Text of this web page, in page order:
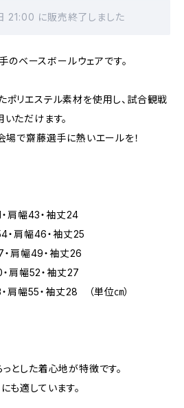
21:00 に販売終了しました
ベースボールウェアです。
ポリエステル素材を使用し、試合観戦
ただけます。
場で齋藤選手に熱いエールを！
肩幅43・袖丈24
肩幅46・袖丈25
肩幅49・袖丈26
肩幅52・袖丈27
肩幅55・袖丈28 （単位㎝）
とした着心地が特徴です。
も適しています。